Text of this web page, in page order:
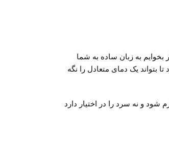
به زبان ساده به شما
بتواند یک دمای متعادل را نگه
شود و نه سرد را در اختیار دارد